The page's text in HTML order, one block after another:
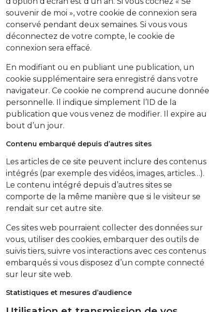
souvenir de moi », votre cookie de connexion sera
conservé pendant deux semaines. Si vous vous
déconnectez de votre compte, le cookie de
connexion sera effacé.
En modifiant ou en publiant une publication, un
cookie supplémentaire sera enregistré dans votre
navigateur. Ce cookie ne comprend aucune donnée
personnelle. Il indique simplement l’ID de la
publication que vous venez de modifier. Il expire au
bout d’un jour.
Contenu embarqué depuis d’autres sites
Les articles de ce site peuvent inclure des contenus
intégrés (par exemple des vidéos, images, articles…).
Le contenu intégré depuis d’autres sites se
comporte de la même manière que si le visiteur se
rendait sur cet autre site.
Ces sites web pourraient collecter des données sur
vous, utiliser des cookies, embarquer des outils de
suivis tiers, suivre vos interactions avec ces contenus
embarqués si vous disposez d’un compte connecté
sur leur site web.
Statistiques et mesures d’audience